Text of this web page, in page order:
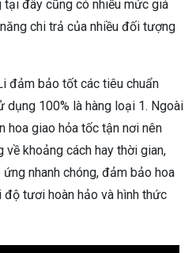
tại đây cũng có nhiều mức giá
chi trả của nhiều đối tượng
đảm bảo tốt các tiêu chuẩn
dụng 100% là hàng loại 1. Ngoài
hoa giao hỏa tốc tận nơi nên
khoảng cách hay thời gian,
nhanh chóng, đảm bảo hoa
tươi hoàn hảo và hình thức